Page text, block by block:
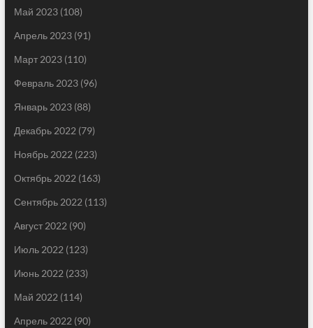
Май 2023(108)
Апрель 2023(91)
Март 2023(110)
Февраль 2023(96)
Январь 2023(88)
Декабрь 2022 (79)
Ноябрь 2022 (223)
Октябрь 2022 (163)
Сентябрь 2022 (113)
Август 2022 (90)
Июль 2022 (123)
Июнь 2022 (233)
Май 2022 (114)
Апрель 2022 (90)